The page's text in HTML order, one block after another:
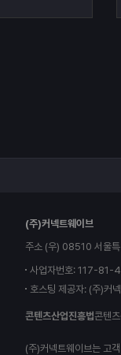
(주)커넥트웨이브
주소 (우) 08510 서울
사업자번호: 117-81-
호스팅 제공자: (주)커
콘텐츠산업진흥법콘텐
(주)커넥트웨이브는 고